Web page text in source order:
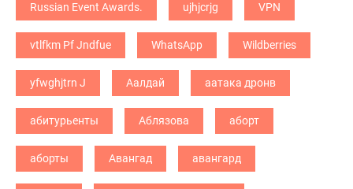
Russian Event Awards. ujhjcrjg VPN
vtlfkm Pf Jndfue WhatsApp Wildberries
yfwghjtrn J Аалдай аатака дронв
абитурьенты Аблязова аборт
аборты Авангад авангард